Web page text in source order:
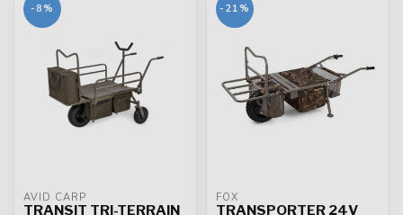
-8%
AVID CARP
TRANSIT TRI-TERRAIN
-21%
FOX
TRANSPORTER 24V